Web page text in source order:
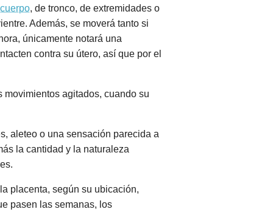
, de tronco, de extremidades o
Además, se moverá tanto si
únicamente notará una
contra su útero, así que por el
movimientos agitados, cuando su
aleteo o una sensación parecida a
la cantidad y la naturaleza
placenta, según su ubicación,
pasen las semanas, los